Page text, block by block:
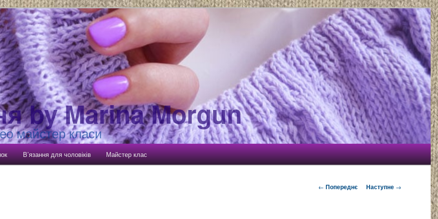
by Marina Morgun
майстер класи
В’язання для чоловіків Майстер клас
Навігація по записах
← Попереднє Наступне →